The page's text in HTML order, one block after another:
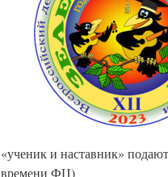
«ученик и наставник»
времени ФЦ)